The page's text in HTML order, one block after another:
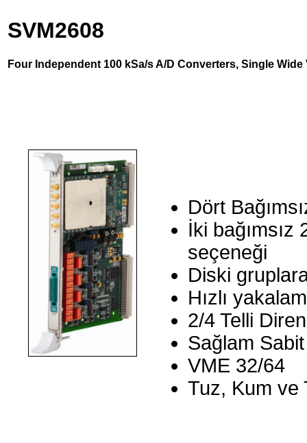
SVM2608
Four Independent 100 kSa/s A/D Converters, Single Wide
Dört
İki
seçeneği
Diski
Hızlı
2/4 Telli
Sağlam
VME 32/64
Tuz, Kum ve